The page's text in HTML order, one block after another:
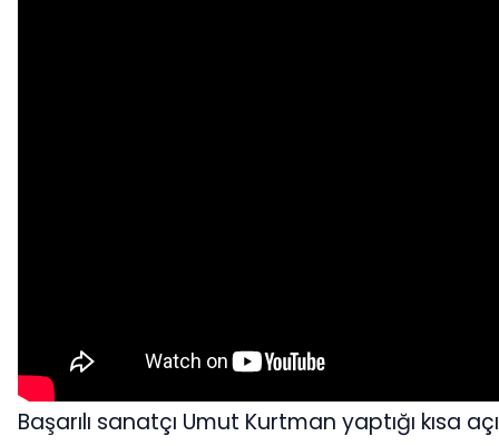
Başarılı sanatçı Umut Kurtman yaptığı kısa